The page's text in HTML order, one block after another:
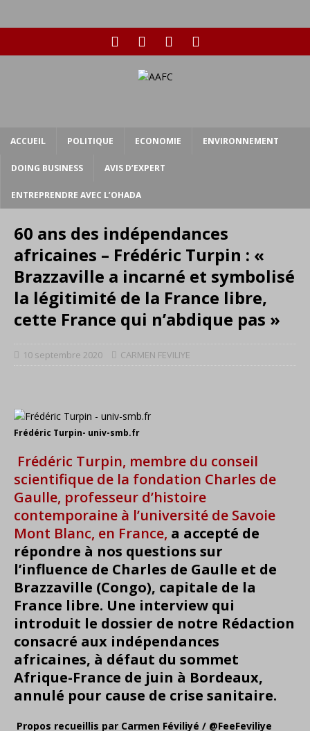
ACCUEIL POLITIQUE ECONOMIE ENVIRONNEMENT
DOING BUSINESS AVIS D’EXPERT
ENTREPRENDRE AVEC L’OHADA
60 ans des indépendances
africaines – Frédéric Turpin : «
Brazzaville a incarné et symbolisé
la légitimité de la France libre,
cette France qui n’abdique pas »
10 septembre 2020 CARMEN FEVILIYE
Frédéric Turpin- univ-smb.fr
Frédéric Turpin, membre du conseil
scientifique de la fondation Charles de
Gaulle, professeur d’histoire
contemporaine à l’université de Savoie
Mont Blanc, en France, a accepté de
répondre à nos questions sur
l’influence de Charles de Gaulle et de
Brazzaville (Congo), capitale de la
France libre. Une interview qui
introduit le dossier de notre Rédaction
consacré aux indépendances
africaines, à défaut du sommet
Afrique-France de juin à Bordeaux,
annulé pour cause de crise sanitaire.
Propos recueillis par Carmen Féviliyé / @FeeFeviliye